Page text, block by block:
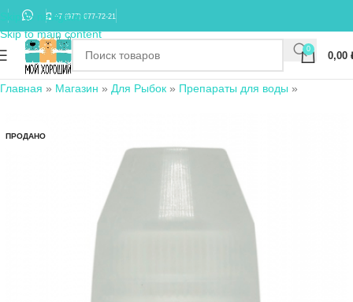
Skip to navigation
Skip to main content
+7 (977) 677-72-21
0
0,00
Главная » Магазин » Для Рыбок » Препараты для воды »
ПРОДАНО